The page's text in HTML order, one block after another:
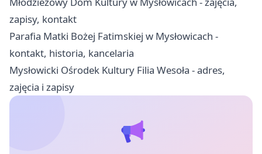
zapisy, kontakt
Parafia Matki Bożej Fatimskiej w Mysłowicach -
kontakt, historia, kancelaria
Mysłowicki Ośrodek Kultury Filia Wesoła - adres,
zajęcia i zapisy